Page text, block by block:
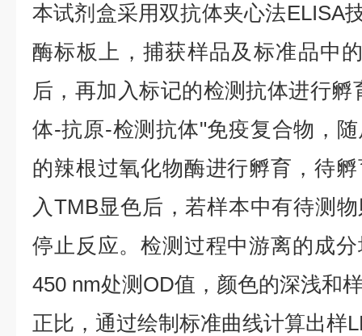
本试剂盒采用双抗体夹心法ELISA
酶标板上，捕获样品及标准品中
后，再加入标记的检测抗体进行孵
体-抗原-检测抗体"免疫复合物，
的辣根过氧化物酶进行孵育，待
入TMB显色后，若样本中有待测
停止反应。检测过程中游离的成
450 nm处测OD值，颜色的深浅和
正比，通过绘制标准曲线计算出样